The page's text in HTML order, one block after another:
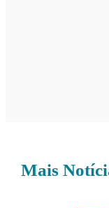
Mais